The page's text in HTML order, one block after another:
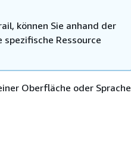
können Sie anhand der
Ressource
Oberfläche oder Sprache